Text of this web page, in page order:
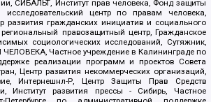
СИБАЛЬТ, Институт прав человека, Фонд защиты
исследовательский центр по правам человека,
развития гражданских инициатив и социального
правозащитный центр, Гражданское
социологических исследований, Сутяжник,
Частное учреждение в Калининграде по
реализации программ и проектов Совета
Центр развития некоммерческих организаций,
Интернешнл-Р, Центр Защиты Прав Средств
Институт развития прессы - Сибирь, Частное